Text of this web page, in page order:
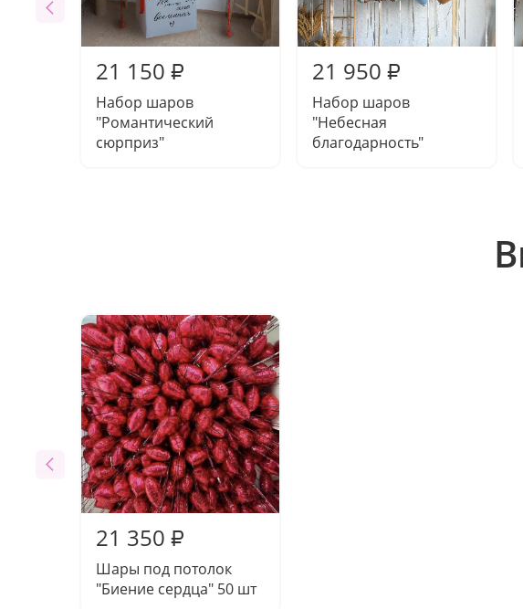
21 150 ₽
Набор шаров
"Романтический
сюрприз"
21 950 ₽
Набор шаров
"Небесная
благодарность"
21 350 ₽
Шары под потолок
"Биение сердца" 50 шт